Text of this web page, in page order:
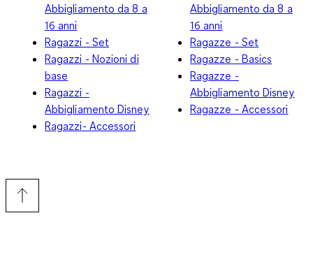
Abbigliamento da 8 a
16 anni
Ragazzi - Set
Ragazzi - Nozioni di
base
Ragazzi -
Abbigliamento Disney
Ragazzi- Accessori
Abbigliamento da 8 a
16 anni
Ragazze - Set
Ragazze - Basics
Ragazze -
Abbigliamento Disney
Ragazze - Accessori